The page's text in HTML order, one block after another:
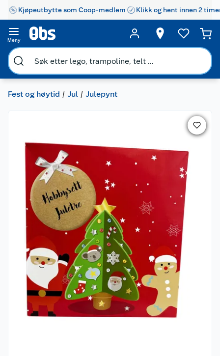
Kjøpeutbytte som Coop-medlem Klikk og hent innen 2
Meny
Fest og høytid Jul Julepynt